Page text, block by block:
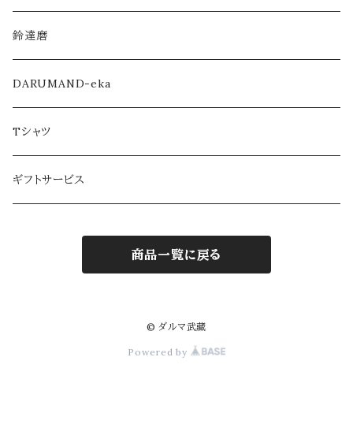
鈴達磨
DARUMAND-eka
Tシャツ
ギフトサービス
商品一覧に戻る
© ダルマ武藏
Powered by